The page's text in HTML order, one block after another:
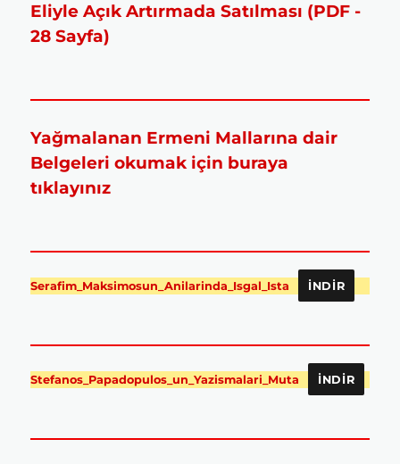
Eliyle Açık Artırmada Satılması (PDF -
28 Sayfa)
Yağmalanan Ermeni Mallarına dair
Belgeleri okumak için buraya
tıklayınız
Serafim_Maksimosun_Anilarinda_Isgal_Ista İNDIR
Stefanos_Papadopulos_un_Yazismalari_Muta İNDIR